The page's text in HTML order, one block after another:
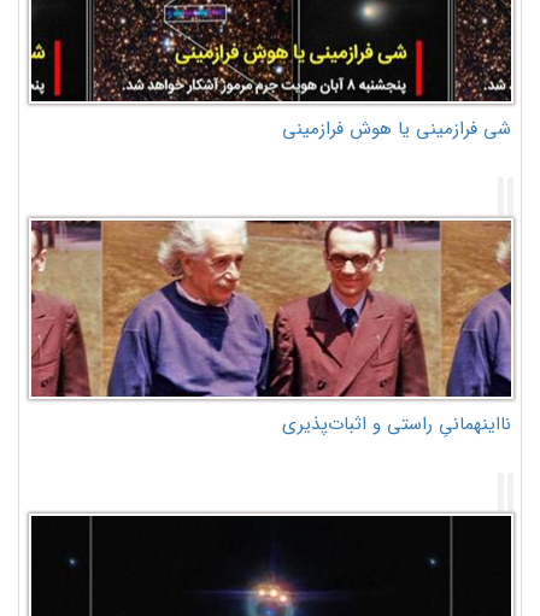
شی فرازمینی یا هوش فرازمینی
نااینهمانیِ راستی و اثبات‌پذیری